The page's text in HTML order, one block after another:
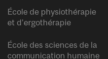
École de physiothérapie
et d’ergothérapie
École des sciences de la
communication humaine